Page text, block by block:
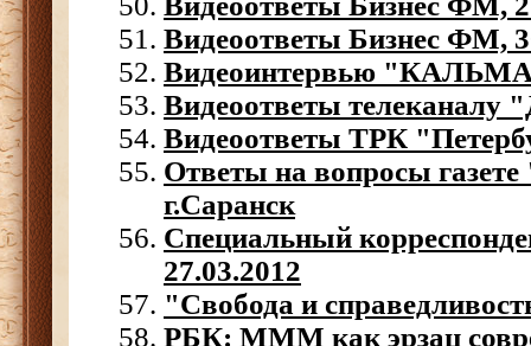
Видеоответы Бизнес ФМ,
Видеоинтервью
Видеоответы телеканалу
Видеоответы ТРК
Ответы на вопросы
г.Саранск
Специальный
27.03.2012
"Свобода и
РБК: МММ как эрзац